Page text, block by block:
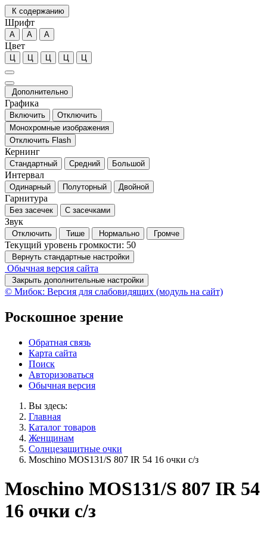
К содержанию
Шрифт
А А А
Цвет
Ц Ц Ц Ц Ц
Дополнительно
Графика
Включить
Отключить
Монохромные изображения
Отключить Flash
Кернинг
Стандартный Средний Большой
Интервал
Одинарный Полуторный Двойной
Гарнитура
Без засечек С засечками
Звук
Отключить Тише Нормально Громче
Текущий уровень громкости: 50
Вернуть стандартные настройки
Обычная версия сайта
Закрыть дополнительные настройки
© Мибок: Версия для слабовидящих (модуль на сайт)
Роскошное зрение
Обратная связь
Карта сайта
Поиск
Авторизоваться
Обычная версия
Вы здесь:
Главная
Каталог товаров
Женщинам
Солнцезащитные очки
Moschino MOS131/S 807 IR 54 16 очки с/з
Moschino MOS131/S 807 IR 54
16 очки с/з